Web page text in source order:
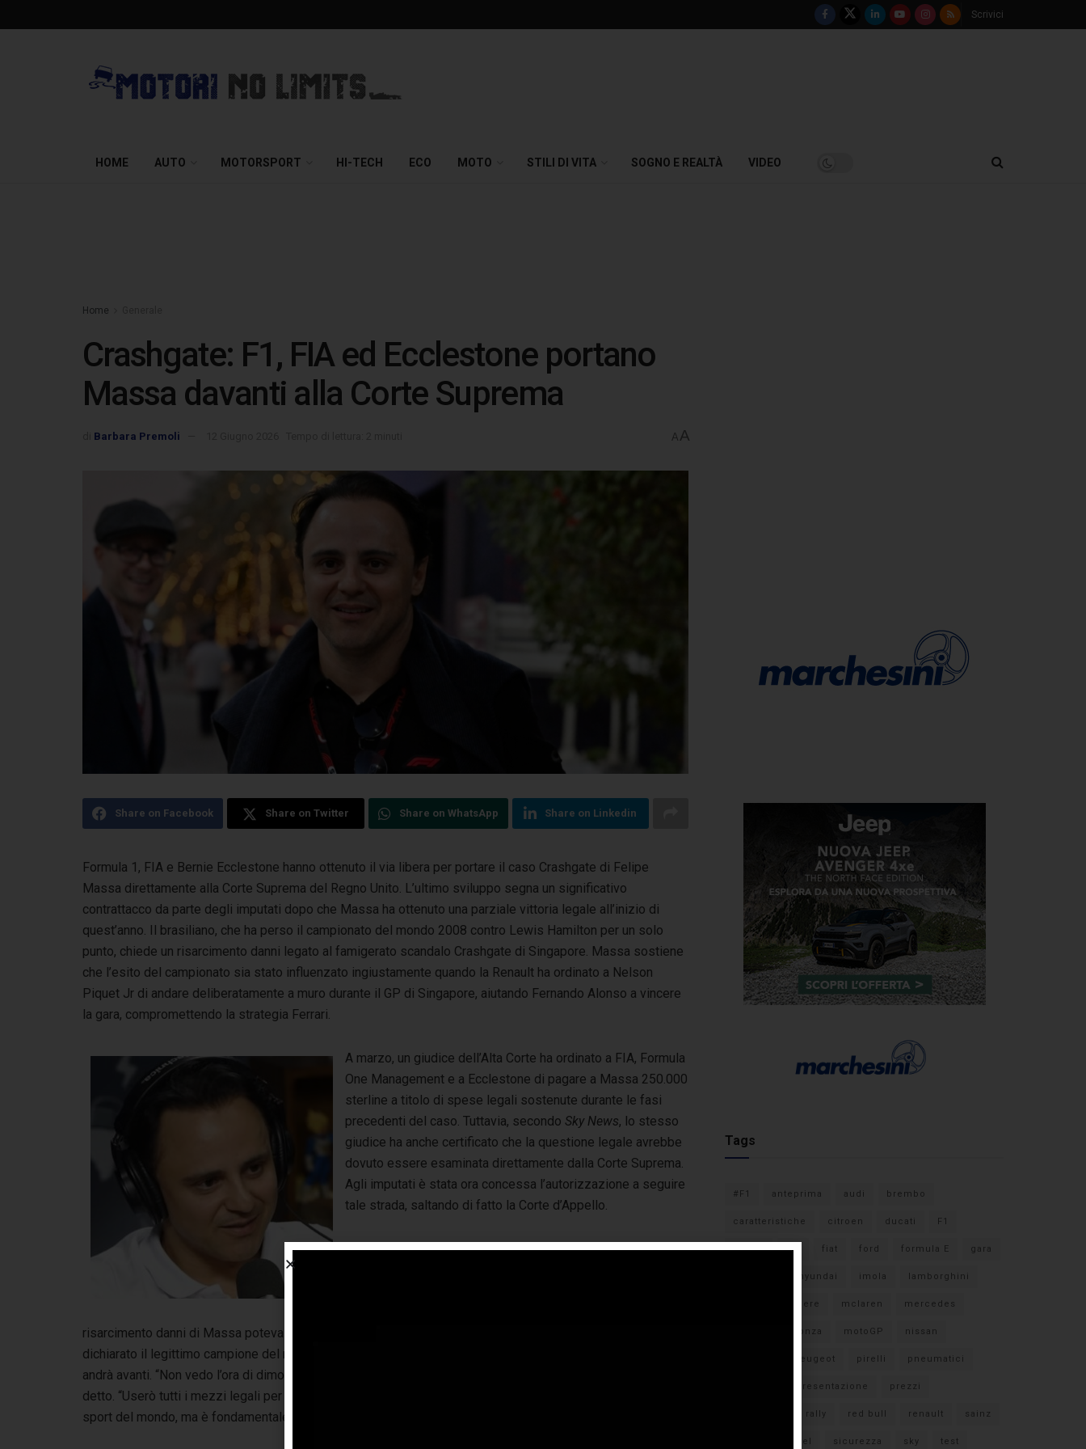
Scrivici
HOME AUTO MOTORSPORT HI-TECH ECO MOTO STILI DI VITA SOGNO E REALTÀ VIDEO
Home
Crashgate: F1, FIA ed Ecclestone portano
Massa davanti alla Corte Suprema
Barbara Premoli A A
Share on Facebook Share on Twitter Share on WhatsApp Share on Linkedin
Formula 1, FIA e Bernie Ecclestone hanno ottenuto il via libera per portare il caso Crashgate di Felipe
Massa direttamente alla Corte Suprema del Regno Unito. L’ultimo sviluppo segna un significativo
contrattacco da parte degli imputati dopo che Massa ha ottenuto una parziale vittoria legale all’inizio di
quest’anno. Il brasiliano, che ha perso il campionato del mondo 2008 contro Lewis Hamilton per un solo
punto, chiede un risarcimento danni legato al famigerato scandalo Crashgate di Singapore. Massa sostiene
che l’esito del campionato sia stato influenzato ingiustamente quando la Renault ha ordinato a Nelson
Piquet Jr di andare deliberatamente a muro durante il GP di Singapore, aiutando Fernando Alonso a vincere
la gara, compromettendo la strategia Ferrari.
A marzo, un giudice dell’Alta Corte ha ordinato a FIA, Formula
One Management e a Ecclestone di pagare a Massa 250.000
sterline a titolo di spese legali sostenute durante le fasi
precedenti del caso. Tuttavia, secondo Sky News, lo stesso
giudice ha anche certificato che la questione legale avrebbe
dovuto essere esaminata direttamente dalla Corte Suprema.
Agli imputati è stata ora concessa l’autorizzazione a seguire
tale strada, saltando di fatto la Corte d’Appello.
La Corte Suprema prenderà in considerazione le
risarcimento danni di Massa poteva procedere a giudizio, sebbene il suo tentativo di essere ufficialmente
dichiarato il legittimo campione del mondo 2008 sia stato respinto. Massa ha ripetutamente dichiarato che
andrà avanti. “Non vedo l’ora di dimostrare in tribunale che hanno cospirato per nascondere la verità”, ha
detto. “Userò tutti i mezzi legali per garantire che questa ingiustizia venga corretta. La F1 è il più grande
sport del mondo, ma è fondamentale che sia anche il più corretto”.
Tags
#F1 anteprima audi brembo
caratteristiche citroen ducati F1
ferrari FIA fiat ford formula E gara
hyundai imola lamborghini
libere mclaren mercedes
monza motoGP nissan
peugeot pirelli pneumatici
presentazione prezzi
rally red bull renault sainz
sebastian vettel sicurezza sky test